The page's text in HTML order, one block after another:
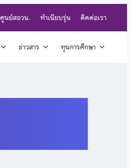
ศูนย์สอวน. ทำเนียบรุ่น ติดต่อเรา
ข่าวสาร ทุนการศึกษา